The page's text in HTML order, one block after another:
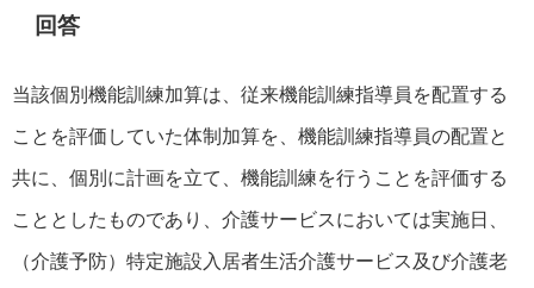
回答
当該個別機能訓練加算は、従来機能訓練指導員を配置する
ことを評価していた体制加算を、機能訓練指導員の配置と
共に、個別に計画を立て、機能訓練を行うことを評価する
こととしたものであり、介護サービスにおいては実施日、
（介護予防）特定施設入居者生活介護サービス及び介護老